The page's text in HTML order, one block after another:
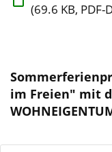
(69.6 KB, PDF-
im Freien" mit